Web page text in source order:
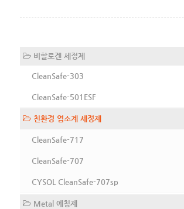
비할로겐 세정제
CleanSafe-303
CleanSafe-501ESF
친환경 염소계 세정제
CleanSafe-717
CleanSafe-707
CYSOL CleanSafe-707sp
Metal 에칭제